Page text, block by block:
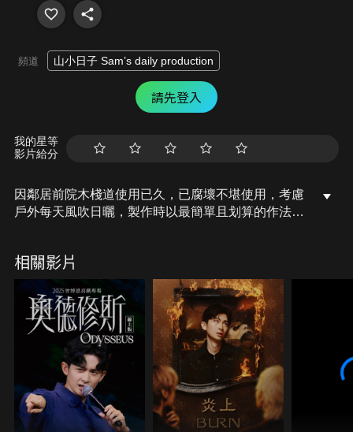
頻道 山小日子 Sam’s daily production
請先登入
我的星等
影片給分
因鄰居前院木棧道使用已久，已腐壞不堪使用，考慮
戶外每天風吹日曬，製作時以最簡單且划算的作法為
構非常強且穩固，想把泥濘或是凹凸不平的地面拉
平，都能適用這樣的方法處理，需要修繕地面的朋友
不妨一起來DIY看看吧！
相關影片